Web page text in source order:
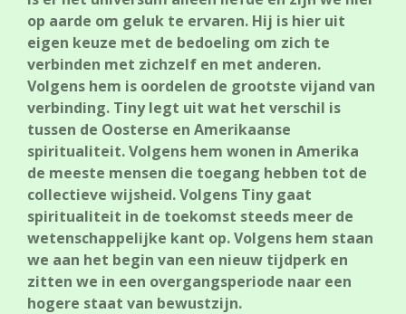
op aarde om geluk te ervaren. Hij is hier uit
eigen keuze met de bedoeling om zich te
verbinden met zichzelf en met anderen.
Volgens hem is oordelen de grootste vijand van
verbinding. Tiny legt uit wat het verschil is
tussen de Oosterse en Amerikaanse
spiritualiteit. Volgens hem wonen in Amerika
de meeste mensen die toegang hebben tot de
collectieve wijsheid. Volgens Tiny gaat
spiritualiteit in de toekomst steeds meer de
wetenschappelijke kant op. Volgens hem staan
we aan het begin van een nieuw tijdperk en
zitten we in een overgangsperiode naar een
hogere staat van bewustzijn.